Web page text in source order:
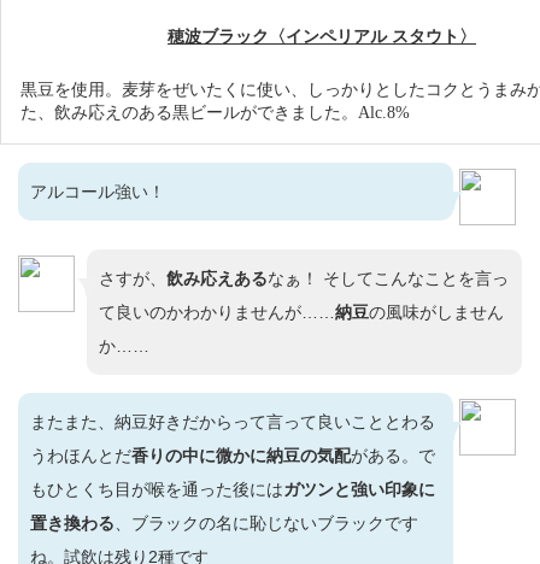
穂波ブラック〈インペリアル スタウト〉
黒豆を使用。麦芽をぜいたくに使い、しっかりとしたコクとうまみ
た、飲み応えのある黒ビールができました。Alc.8%
アルコール強い！
さすが、 飲み応えあるなぁ！ そしてこんなことを言っ
て良いのかわかりませんが…… 納豆の風味がしません
か……
またまた、納豆好きだからって言って良いこととわる
うわほんとだ香りの中に微かに納豆の気配がある。で
もひとくち目が喉を通った後にはガツンと強い印象に
置き換わる 、ブラックの名に恥じないブラックです
ね。試飲は残り2種です